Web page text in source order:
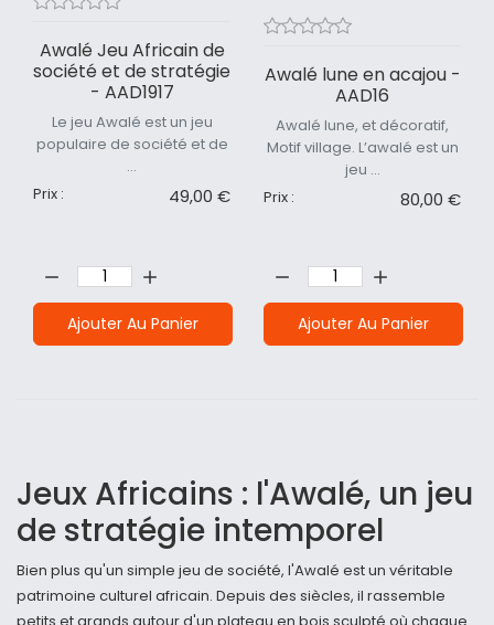
Awalé Jeu Africain de
société et de stratégie
- AAD1917
Le jeu Awalé est un jeu
populaire de société et de
...
Prix :
49,00 €
Ajouter Au Panier
Awalé lune en acajou -
AAD16
Awalé lune, et décoratif,
Motif village. L’awalé est un
jeu ...
Prix :
80,00 €
Ajouter Au Panier
Jeux Africains : l'Awalé, un jeu
de stratégie intemporel
Bien plus qu'un simple jeu de société, l'Awalé est un véritable
patrimoine culturel africain. Depuis des siècles, il rassemble